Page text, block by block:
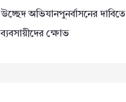
উচ্ছেদ অভিযানপুনর্বাসনের দাবিতে
ব্যবসায়ীদের ক্ষোভ